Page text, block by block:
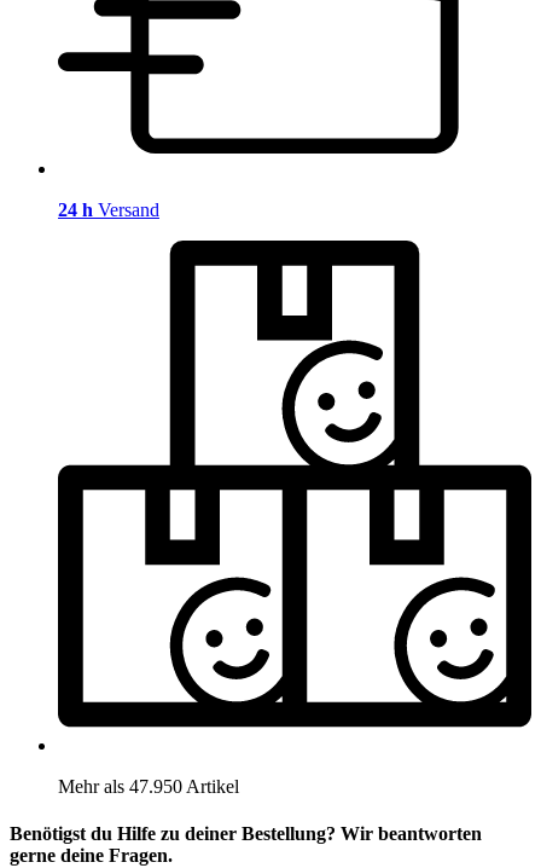
24 h Versand
Mehr als 47.950 Artikel
Benötigst du Hilfe zu deiner Bestellung? Wir beantworten
gerne deine Fragen.